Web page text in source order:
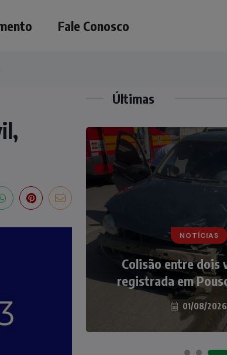
Fale Conosco
Últimas
NOTÍCIAS
Colisão entre dois
registrada em
01/08/2026
NOTÍCIAS
Irmãos de 7 e 14
atropelados na BR-
Redondo
04/08/2026